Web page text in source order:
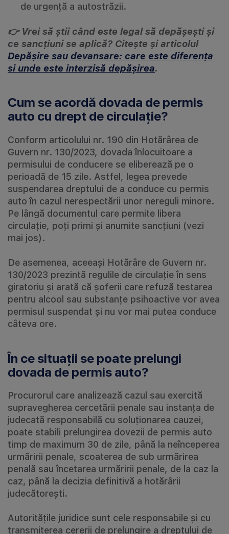
de urgență a autostrăzii.
👉 Vrei să știi când este legal să depășești și
ce sancțiuni se aplică? Citește și articolul
Depășire sau devansare: care este diferența
si unde este interzisă depășirea.
Cum se acordă dovada de permis
auto cu drept de circulație?
Conform articolului nr. 190 din Hotărârea de
Guvern nr. 130/2023, dovada înlocuitoare a
permisului de conducere se eliberează pe o
perioadă de 15 zile. Astfel, legea prevede
suspendarea dreptului de a conduce cu permis
auto în cazul nerespectării unor nereguli minore.
Pe lângă documentul care permite libera
circulație, poți primi și anumite sancțiuni (vezi
mai jos).
De asemenea, aceeași Hotărâre de Guvern nr.
130/2023 prezintă regulile de circulație în sens
giratoriu și arată că șoferii care refuză testarea
pentru alcool sau substanțe psihoactive vor avea
permisul suspendat și nu vor mai putea conduce
câteva ore.
În ce situații se poate prelungi
dovada de permis auto?
Procurorul care analizează cazul sau exercită
supravegherea cercetării penale sau instanța de
judecată responsabilă cu soluționarea cauzei,
poate stabili prelungirea dovezii de permis auto
timp de maximum 30 de zile, până la neînceperea
urmăririi penale, scoaterea de sub urmărirea
penală sau încetarea urmăririi penale, de la caz la
caz, până la decizia definitivă a hotărârii
judecătorești.
Autoritățile juridice sunt cele responsabile și cu
transmiterea cererii de prelungire a dreptului de